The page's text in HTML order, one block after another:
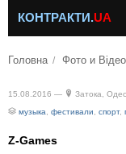
КОНТРАКТИ.UA
Головна Фото и Відео
15.08.2016 — Затока,
музыка
фестивали спорт,
Z-Games